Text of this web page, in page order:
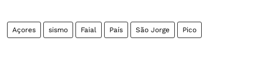
Açores sismo Faial País São Jorge Pico